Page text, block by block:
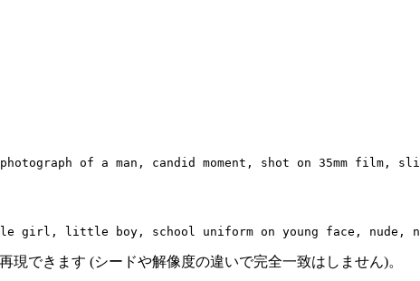
of a man, candid moment, shot on 35mm
little boy, school uniform on young face, nude,
現できます (シードや解像度の違いで完全一致はしません)。